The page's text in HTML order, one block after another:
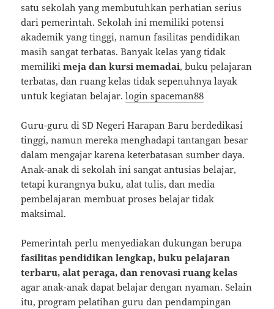
satu sekolah yang membutuhkan perhatian serius
dari pemerintah. Sekolah ini memiliki potensi
akademik yang tinggi, namun fasilitas pendidikan
masih sangat terbatas. Banyak kelas yang tidak
memilikimeja dan kursi memadai, buku pelajaran
terbatas, dan ruang kelas tidak sepenuhnya layak
untuk kegiatan belajar.login spaceman88
Guru-guru di SD Negeri Harapan Baru berdedikasi
tinggi, namun mereka menghadapi tantangan besar
dalam mengajar karena keterbatasan sumber daya.
Anak-anak di sekolah ini sangat antusias belajar,
tetapi kurangnya buku, alat tulis, dan media
pembelajaran membuat proses belajar tidak
maksimal.
Pemerintah perlu menyediakan dukungan berupa
fasilitas pendidikan lengkap, buku pelajaran
terbaru, alat peraga, dan renovasi ruang kelas
agar anak-anak dapat belajar dengan nyaman. Selain
itu, program pelatihan guru dan pendampingan